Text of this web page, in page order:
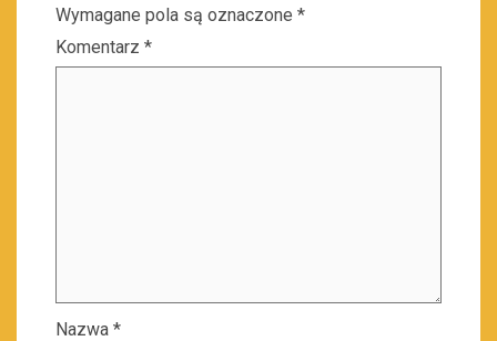
Wymagane pola są oznaczone *
Komentarz *
Nazwa *